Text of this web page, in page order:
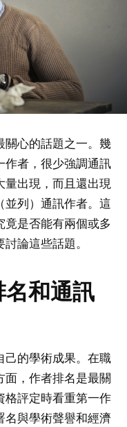
關心的話題之一。幾
作者，很少強調通訊
量出現，而且還出現
並列）通訊作者。這
竟是否能有兩個或多
論這些話題。
和通訊
己的學術成果。在職
面，作者排名是最關
格評定時看重第一作
名與學術聲譽和經濟